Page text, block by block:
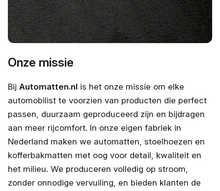
Onze missie
Bij Automatten.nl is het onze missie om elke
automobilist te voorzien van producten die perfect
passen, duurzaam geproduceerd zijn en bijdragen
aan meer rijcomfort. In onze eigen fabriek in
Nederland maken we automatten, stoelhoezen en
kofferbakmatten met oog voor detail, kwaliteit en
het milieu. We produceren volledig op stroom,
zonder onnodige vervuiling, en bieden klanten de